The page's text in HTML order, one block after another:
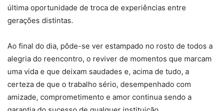
última oportunidade de troca de experiências entre
gerações distintas.
Ao final do dia, pôde-se ver estampado no rosto de todos a
alegria do reencontro, o reviver de momentos que marcam
uma vida e que deixam saudades e, acima de tudo, a
certeza de que o trabalho sério, desempenhado com
amizade, comprometimento e amor continua sendo a